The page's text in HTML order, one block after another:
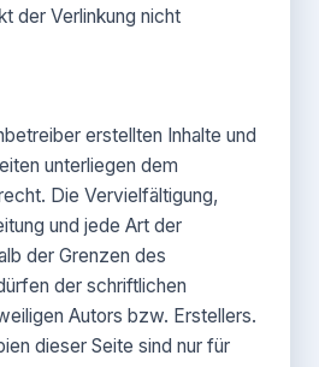
der Verlinkung nicht
erstellten Inhalte und
unterliegen dem
Die Vervielfältigung,
und jede Art der
der Grenzen des
der schriftlichen
Autors bzw. Erstellers.
dieser Seite sind nur für